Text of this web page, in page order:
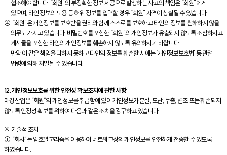
협조해야 합니다. “회원”의 부정확한 정보 제공으로 발생하는 사고의 책임은 “회원”에게
있으며, 타인 정보의 도용 등 허위 정보를 입력할 경우 “회원” 자격이 상실될 수 있습니다.
④ “회원”은 개인정보를 보호받을 권리와 함께 스스로를 보호하고 타인의 정보를 침해하지 않을
의무도 가지고 있습니다. 비밀번호를 포함한 “회원”의 개인정보가 유출되지 않도록 조심하시고
게시물을 포함한 타인의 개인정보를 훼손하지 않도록 유의하시기 바랍니다.
만약 이 같은 책임을 다하지 못하고 타인의 정보를 훼손할 시에는 ‘개인정보보호법’ 등 관련
법령에 의해 처벌될 수 있습니다.
12. 개인정보보호를 위한 안전성 확보조치에 관한 사항
애경산업은 “회원”의 개인정보를 취급함에 있어 개인정보가 분실, 도난, 누출, 변조 또는 훼손되지
않도록 안정성 확보를 위하여 다음과 같은 조치을 강구하고 있습니다.
※ 기술적 조치
① “회사”는 암호알고리즘을 이용하여 네트워크상의 개인정보를 안전하게 전송할 수 있도록
하였습니다.